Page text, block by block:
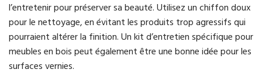
l’entretenir pour préserver sa beauté. Utilisez un chiffon doux
pour le nettoyage, en évitant les produits trop agressifs qui
pourraient altérer la finition. Un kit d’entretien spécifique pour
meubles en bois peut également être une bonne idée pour les
surfaces vernies.